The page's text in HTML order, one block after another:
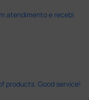
atendimento e recebi
products. Good service!